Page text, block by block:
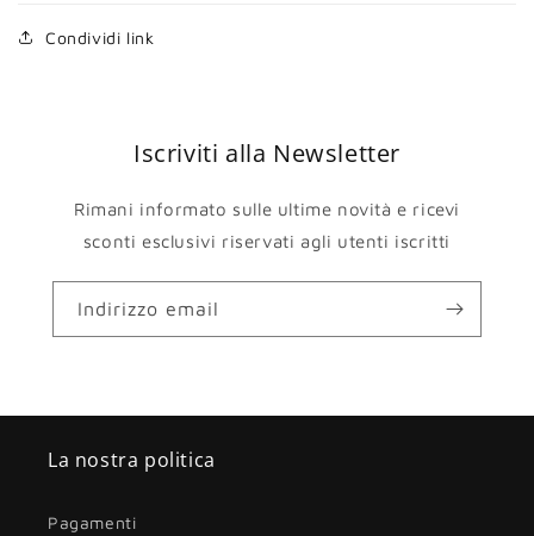
Condividi link
Iscriviti alla Newsletter
Rimani informato sulle ultime novità e ricevi
sconti esclusivi riservati agli utenti iscritti
Indirizzo email
La nostra politica
Pagamenti